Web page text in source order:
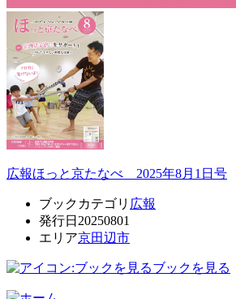
広報ほっと京たなべ 2025年8月1日号
ブックカテゴリ 広報
発行日 20250801
エリア京田辺市
ブックを見る